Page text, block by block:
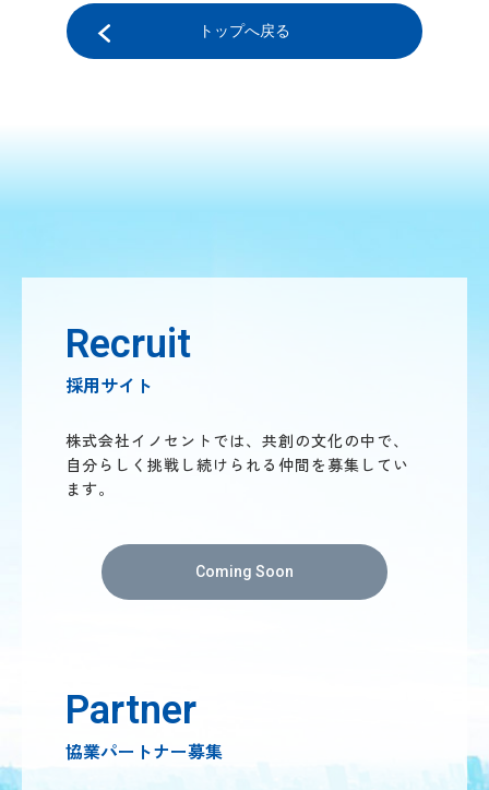
トップへ戻る
Recruit
採用サイト
株式会社イノセントでは、共創の文化の中で、
自分らしく挑戦し続けられる仲間を募集してい
ます。
Coming Soon
Partner
協業パートナー募集